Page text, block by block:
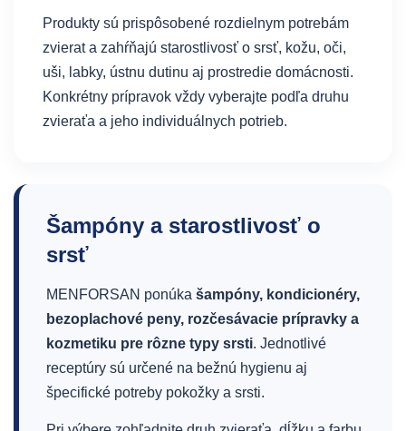
Produkty sú prispôsobené rozdielnym potrebám
zvierat a zahŕňajú starostlivosť o srsť, kožu, oči,
uši, labky, ústnu dutinu aj prostredie domácnosti.
Konkrétny prípravok vždy vyberajte podľa druhu
zvieraťa a jeho individuálnych potrieb.
Šampóny a starostlivosť o
srsť
MENFORSAN ponúka šampóny, kondicionéry,
bezoplachové peny, rozčesávacie prípravky a
kozmetiku pre rôzne typy srsti. Jednotlivé
receptúry sú určené na bežnú hygienu aj
špecifické potreby pokožky a srsti.